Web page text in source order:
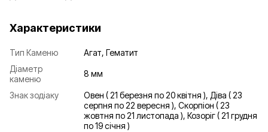
Характеристики
Тип Каменю
Агат, Гематит
Діаметр
каменю
8 мм
Знак зодіаку
Овен ( 21 березня по 20 квітня ), Діва ( 23
серпня по 22 вересня ), Скорпіон ( 23
жовтня по 21 листопада ), Козоріг ( 21 грудня
по 19 січня )